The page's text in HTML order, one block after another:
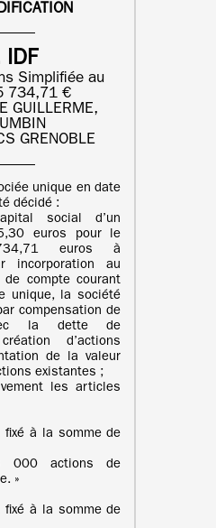
IDF
Simplifiée au
734,71 €
GUILLERME,
GRENOBLE
unique en date
décidé :
social d’un
euros pour le
euros à
incorporation au
de compte courant
unique, la société
compensation de
la dette de
d’actions
de la valeur
existantes ;
les articles
à la somme de
actions de
»
à la somme de